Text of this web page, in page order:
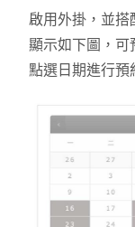
啟用外掛，並搭
顯示如下圖，
點選日期進行預